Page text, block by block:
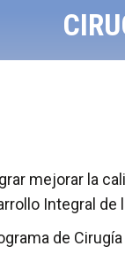
mejorar la
Integral
de